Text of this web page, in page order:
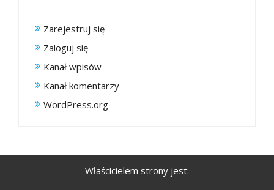
Zarejestruj się
Zaloguj się
Kanał wpisów
Kanał komentarzy
WordPress.org
Właścicielem strony jest: